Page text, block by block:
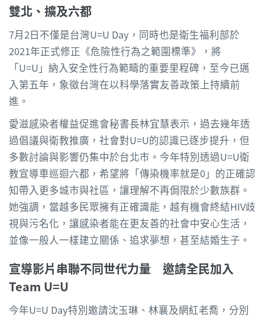
雙北、擴及六都
7月2日不僅是台灣U=U Day，同時也是衛生福利部於
2021年正式修正《危險性行為之範圍標準》，將
「U=U」納入安全性行為範疇的重要里程碑，至今已邁
入第五年，象徵台灣在以科學落實友善政策上持續前
進。
愛滋感染者權益促進會秘書長林宜慧表示，過去幾年透
過倡議與衛教推廣，社會對U=U的認識已逐步提升，但
多數討論與影響仍集中於台北市。今年特別透過U=U衛
教宣導車巡迴六都，希望將「傳染機率就是0」的正確認
知帶入更多城市與社區，讓理解不再侷限於少數族群。
她強調，當越多民眾擁有正確識能，越有機會終結HIV歧
視與污名化，讓感染者能在更友善的社會中安心生活，
並像一般人一樣建立關係、追求夢想，甚至結婚生子。
宣導影片串聯不同世代力量 邀請全民加入
Team U=U
今年U=U Day特別邀請沈玉琳、林襄及網紅老喬，分別